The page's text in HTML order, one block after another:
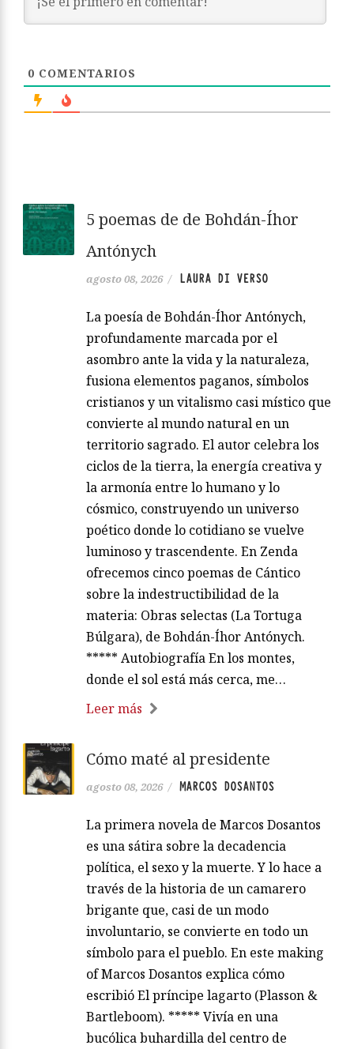
0 COMENTARIOS
5 poemas de de Bohdán-Íhor
Antónych
agosto 08, 2026 / LAURA DI VERSO
La poesía de Bohdán-Íhor Antónych,
profundamente marcada por el
asombro ante la vida y la naturaleza,
fusiona elementos paganos, símbolos
cristianos y un vitalismo casi místico que
convierte al mundo natural en un
territorio sagrado. El autor celebra los
ciclos de la tierra, la energía creativa y
la armonía entre lo humano y lo
cósmico, construyendo un universo
poético donde lo cotidiano se vuelve
luminoso y trascendente. En Zenda
ofrecemos cinco poemas de Cántico
sobre la indestructibilidad de la
materia: Obras selectas (La Tortuga
Búlgara), de Bohdán-Íhor Antónych.
***** Autobiografía En los montes,
donde el sol está más cerca, me…
Leer más
Cómo maté al presidente
agosto 08, 2026 / MARCOS DOSANTOS
La primera novela de Marcos Dosantos
es una sátira sobre la decadencia
política, el sexo y la muerte. Y lo hace a
través de la historia de un camarero
brigante que, casi de un modo
involuntario, se convierte en todo un
símbolo para el pueblo. En este making
of Marcos Dosantos explica cómo
escribió El príncipe lagarto (Plasson &
Bartleboom). ***** Vivía en una
bucólica buhardilla del centro de